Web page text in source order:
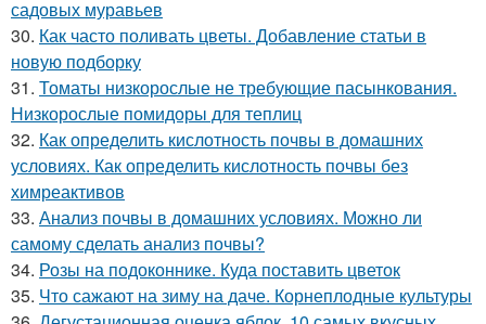
садовых муравьев
30. Как часто поливать цветы. Добавление статьи в
новую подборку
31. Томаты низкорослые не требующие пасынкования.
Низкорослые помидоры для теплиц
32. Как определить кислотность почвы в домашних
условиях. Как определить кислотность почвы без
химреактивов
33. Анализ почвы в домашних условиях. Можно ли
самому сделать анализ почвы?
34. Розы на подоконнике. Куда поставить цветок
35. Что сажают на зиму на даче. Корнеплодные культуры